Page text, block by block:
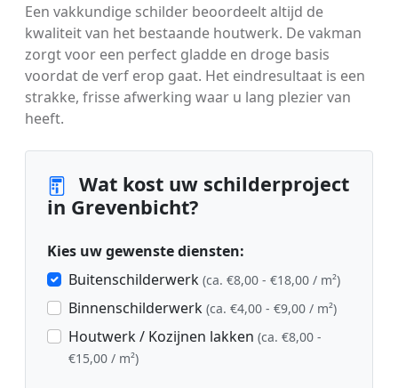
Een vakkundige schilder beoordeelt altijd de
kwaliteit van het bestaande houtwerk. De vakman
zorgt voor een perfect gladde en droge basis
voordat de verf erop gaat. Het eindresultaat is een
strakke, frisse afwerking waar u lang plezier van
heeft.
Wat kost uw schilderproject
in Grevenbicht?
Kies uw gewenste diensten:
Buitenschilderwerk (ca. €8,00 - €18,00 / m²)
Binnenschilderwerk (ca. €4,00 - €9,00 / m²)
Houtwerk / Kozijnen lakken (ca. €8,00 -
€15,00 / m²)